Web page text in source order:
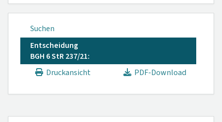
Suchen
Entscheidung
BGH 6 StR 237/21:
Druckansicht
PDF-Download